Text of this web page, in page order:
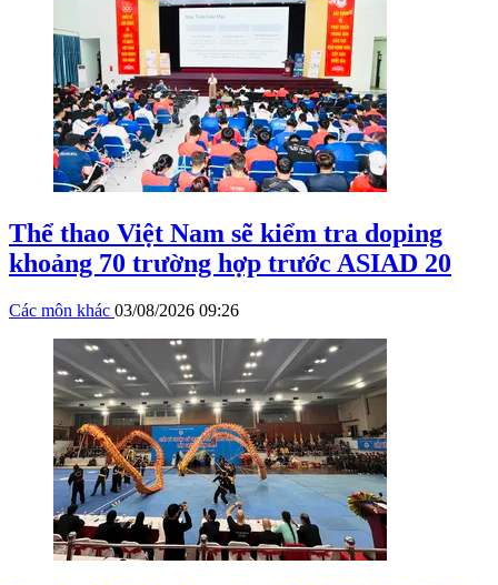
Thể thao Việt Nam sẽ kiểm tra doping
khoảng 70 trường hợp trước ASIAD 20
Các môn khác 03/08/2026 09:26